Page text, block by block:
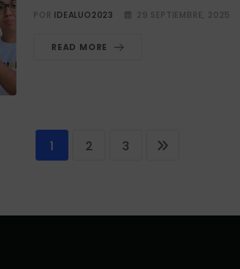
POR IDEALUO2023 29 SEPTIEMBRE, 2025
READ MORE
1 2 3